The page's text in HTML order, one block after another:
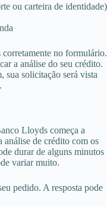
ou carteira de identidade)
no formulário.
a análise do seu crédito.
sua solicitação será vista
Lloyds começa a
análise de crédito com os
durar de alguns minutos
variar muito.
pedido. A resposta pode